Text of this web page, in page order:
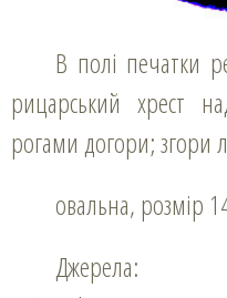
В полі печатки ренесансовий щит, на якому
рицарський хрест
рогами догори; згори
овальна, розмір
Джерела: